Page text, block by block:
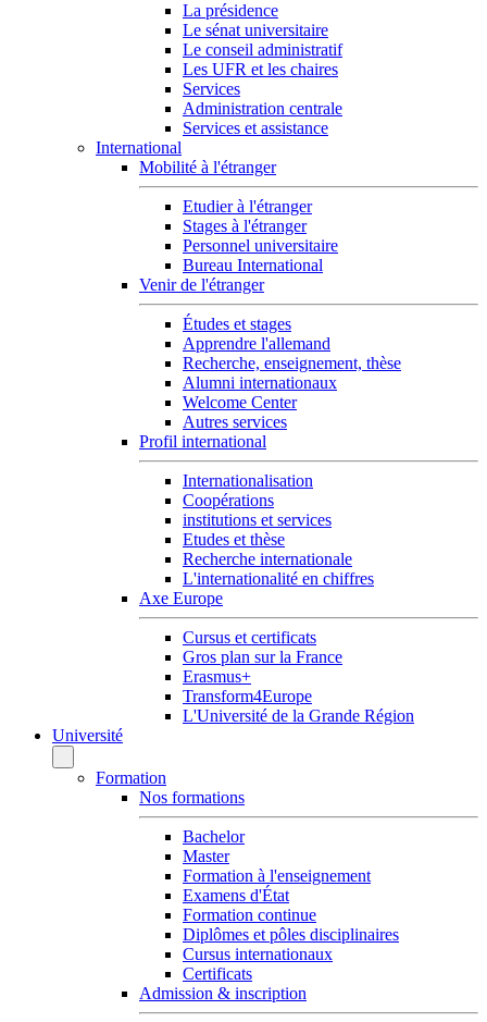
La présidence
Le sénat universitaire
Le conseil administratif
Les UFR et les chaires
Services
Administration centrale
Services et assistance
International
Mobilité à l'étranger
Etudier à l'étranger
Stages à l'étranger
Personnel universitaire
Bureau International
Venir de l'étranger
Études et stages
Apprendre l'allemand
Recherche, enseignement, thèse
Alumni internationaux
Welcome Center
Autres services
Profil international
Internationalisation
Coopérations
institutions et services
Etudes et thèse
Recherche internationale
L'internationalité en chiffres
Axe Europe
Cursus et certificats
Gros plan sur la France
Erasmus+
Transform4Europe
L'Université de la Grande Région
Université
Formation
Nos formations
Bachelor
Master
Formation à l'enseignement
Examens d'État
Formation continue
Diplômes et pôles disciplinaires
Cursus internationaux
Certificats
Admission & inscription